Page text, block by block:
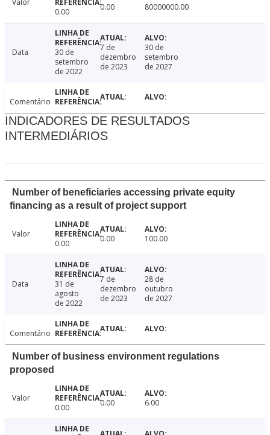
Valor
0.00
0.00 80000000.00
Data
30 de
setembro
de 2022
7 de
dezembro
de 2023
30 de
setembro
de 2027
Comentário
INDICADORES DE RESULTADOS
INTERMEDIÁRIOS
Number of beneficiaries accessing private equity
financing as a result of project support
Valor
0.00
0.00 100.00
Data
31 de
agosto
de 2022
7 de
dezembro
de 2023
28 de
outubro
de 2027
Comentário
Number of business environment regulations
proposed
Valor
0.00
0.00 6.00